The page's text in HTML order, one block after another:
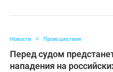
Новости Происшествия
Перед судом
нападения на